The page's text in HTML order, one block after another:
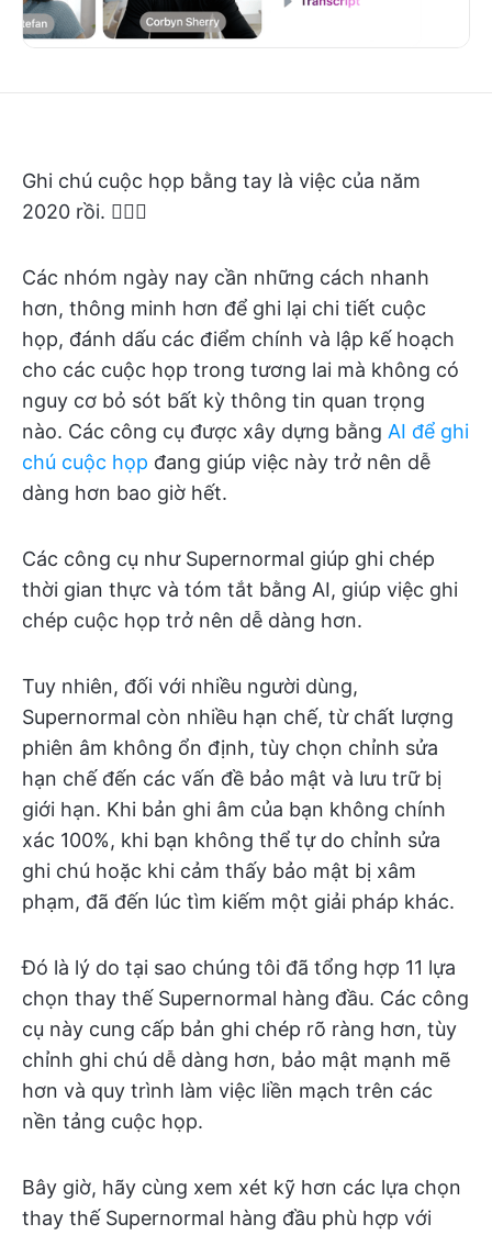
Ghi chú cuộc họp bằng tay là việc của năm
2020 rồi. 🤷🏽‍♀️
Các nhóm ngày nay cần những cách nhanh
hơn, thông minh hơn để ghi lại chi tiết cuộc
họp, đánh dấu các điểm chính và lập kế hoạch
cho các cuộc họp trong tương lai mà không có
nguy cơ bỏ sót bất kỳ thông tin quan trọng
nào. Các công cụ được xây dựng bằng AI để ghi
chú cuộc họp đang giúp việc này trở nên dễ
dàng hơn bao giờ hết.
Các công cụ như Supernormal giúp ghi chép
thời gian thực và tóm tắt bằng AI, giúp việc ghi
chép cuộc họp trở nên dễ dàng hơn.
Tuy nhiên, đối với nhiều người dùng,
Supernormal còn nhiều hạn chế, từ chất lượng
phiên âm không ổn định, tùy chọn chỉnh sửa
hạn chế đến các vấn đề bảo mật và lưu trữ bị
giới hạn. Khi bản ghi âm của bạn không chính
xác 100%, khi bạn không thể tự do chỉnh sửa
ghi chú hoặc khi cảm thấy bảo mật bị xâm
phạm, đã đến lúc tìm kiếm một giải pháp khác.
Đó là lý do tại sao chúng tôi đã tổng hợp 11 lựa
chọn thay thế Supernormal hàng đầu. Các công
cụ này cung cấp bản ghi chép rõ ràng hơn, tùy
chỉnh ghi chú dễ dàng hơn, bảo mật mạnh mẽ
hơn và quy trình làm việc liền mạch trên các
nền tảng cuộc họp.
Bây giờ, hãy cùng xem xét kỹ hơn các lựa chọn
thay thế Supernormal hàng đầu phù hợp với